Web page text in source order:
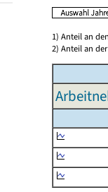
1) Anteil an
2) Anteil an